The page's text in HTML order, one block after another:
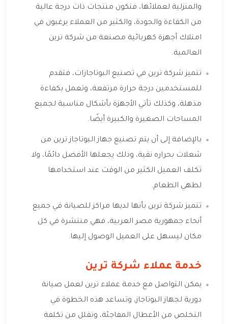
والمنزلية لعملائها، فتكون منتجات ذات درجة عالية
من الكفاءة والجودة، والكثير من العملاء يرغبون في
امتلاك أجهزة كهربائية مصنعة من شركة ترين
العالمية.
تتميز شركة ترين في تصنيع البوتاجازات، فتقدم
للمستخدمين درجة حرارة مرتفعة، وتعمل بكفاءة
مذهلة، وكذلك تأتي الأجهزة بأشكال مناسبة لجميع
المساحات الصغيرة والكبيرة أيضًا.
بالإضافة إلى أن يتم تصنيع جهاز البوتاجاز ترين من
شعلات بحراره نقية، وذلك يجعلها الأفضل دائمًا، ولا
تكلف العميل الكثير من الوقت عند استخدامها
لطهي الطعام.
تتميز شركة ترين بأنها لديها مراكز للصيانة في جميع
أنحاء جمهورية مصر العربية، فهي منتشرة في كل
مكان ليسهل على العميل الوصول إليها.
خدمة عملاء شركة ترين
يمكن التواصل مع خدمة عملاء ترين لعمل صيانة
دورية لجهاز البوتاجاز، وتساعد هذه الخطوة في
التخلص من الأعطال المفاجئة، وتقلل من تكلفة